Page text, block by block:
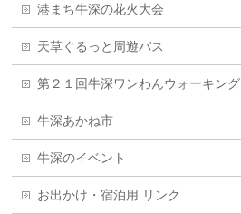
港まち牛深の花火大会
天草ぐるっと周遊バス
第２１回牛深ワンわんウォーキング
牛深あかね市
牛深のイベント
お出かけ・宿泊用 リンク